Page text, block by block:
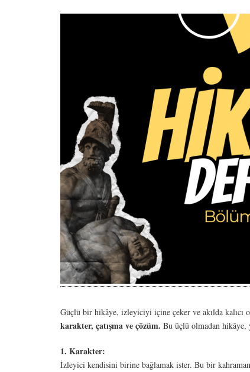
Güçlü bir hikâye, izleyiciyi içine çeker ve akılda kalıcı
karakter, çatışma ve çözüm. Bu üçlü olmadan hikâye,
1. Karakter:
İzleyici kendisini birine bağlamak ister. Bu bir